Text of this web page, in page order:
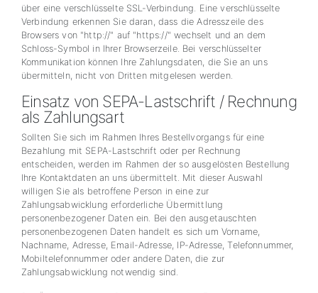
über eine verschlüsselte SSL-Verbindung. Eine verschlüsselte
Verbindung erkennen Sie daran, dass die Adresszeile des
Browsers von "http://" auf "https://" wechselt und an dem
Schloss-Symbol in Ihrer Browserzeile. Bei verschlüsselter
Kommunikation können Ihre Zahlungsdaten, die Sie an uns
übermitteln, nicht von Dritten mitgelesen werden.
Einsatz von SEPA-Lastschrift / Rechnung
als Zahlungsart
Sollten Sie sich im Rahmen Ihres Bestellvorgangs für eine
Bezahlung mit SEPA-Lastschrift oder per Rechnung
entscheiden, werden im Rahmen der so ausgelösten Bestellung
Ihre Kontaktdaten an uns übermittelt. Mit dieser Auswahl
willigen Sie als betroffene Person in eine zur
Zahlungsabwicklung erforderliche Übermittlung
personenbezogener Daten ein. Bei den ausgetauschten
personenbezogenen Daten handelt es sich um Vorname,
Nachname, Adresse, Email-Adresse, IP-Adresse, Telefonnummer,
Mobiltelefonnummer oder andere Daten, die zur
Zahlungsabwicklung notwendig sind.